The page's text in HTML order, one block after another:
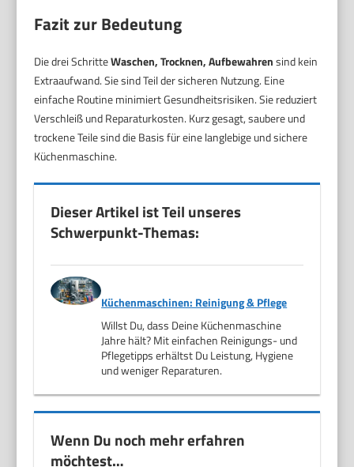
Fazit zur Bedeutung
Die drei SchritteWaschen, Trocknen, Aufbewahrensind kein
Extraaufwand. Sie sind Teil der sicheren Nutzung. Eine
einfache Routine minimiert Gesundheitsrisiken. Sie reduziert
Verschleiß und Reparaturkosten. Kurz gesagt, saubere und
trockene Teile sind die Basis für eine langlebige und sichere
Küchenmaschine.
Dieser Artikel ist Teil unseres
Schwerpunkt-Themas:
Küchenmaschinen: Reinigung & Pflege
Willst Du, dass Deine Küchenmaschine
Jahre hält? Mit einfachen Reinigungs- und
Pflegetipps erhältst Du Leistung, Hygiene
und weniger Reparaturen.
Wenn Du noch mehr erfahren
möchtest…